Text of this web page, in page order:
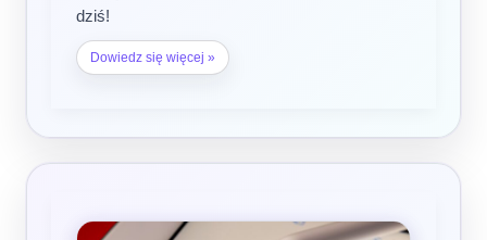
dziś!
Dowiedz się więcej »
Blog